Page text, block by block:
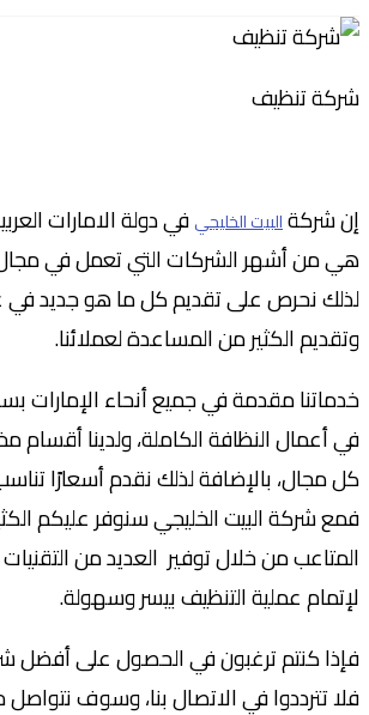
شركة تنظيف
إن شركةالبيت الخليجيفي دولة الامارات
هي من أشهر الشركات التي تعمل في مجال
لذلك نحرص على تقديم كل ما هو جديد في
وتقديم الكثير من المساعدة لعملائنا.
خدماتنا مقدمة في جميع أنحاء الإمارات
في أعمال النظافة الكاملة، ولدينا
كل مجال، بالإضافة لذلك نقدم أسعارًا
فمع شركة البيت الخليجي سنوفر عليكم
المتاعب من خلال توفير العديد من التقنيات
لإتمام عملية التنظيف بيسر وسهولة.
فإذا كنتم ترغبون في الحصول على أفضل
فلا تترددوا في الاتصال بنا، وسوف